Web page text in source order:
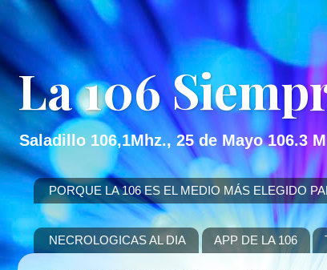
La 106
Saladillo 106,1Mhz., 25 de Mayo 106.3
PORQUE LA 106 ES EL MEDIO MÁS ELEGIDO
NECROLOGICAS AL DIA APP DE LA 106